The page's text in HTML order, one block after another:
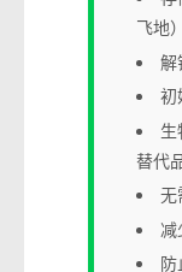
飞地）
解
初
替代
无
减